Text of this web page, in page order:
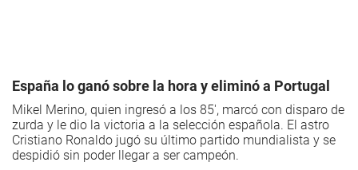
España lo ganó sobre la hora y eliminó a Portugal
Mikel Merino, quien ingresó a los 85', marcó con disparo de
zurda y le dio la victoria a la selección española. El astro
Cristiano Ronaldo jugó su último partido mundialista y se
despidió sin poder llegar a ser campeón.